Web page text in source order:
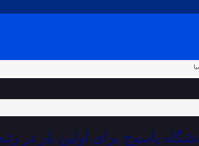
یاسوج برای اولین بار در